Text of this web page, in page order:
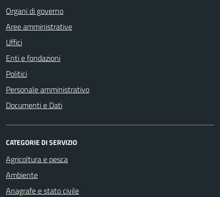
Organi di governo
Aree amministrative
Uffici
Enti e fondazioni
Politici
Personale amministrativo
Documenti e Dati
CATEGORIE DI SERVIZIO
Agricoltura e pesca
Ambiente
Anagrafe e stato civile